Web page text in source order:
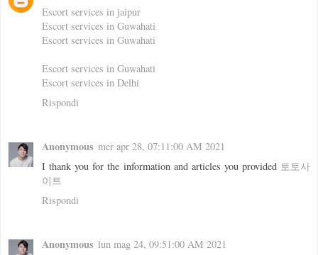
Escort services in jaipur
Escort services in Guwahati
Escort services in Guwahati
Escort services in Guwahati
Escort services in Delhi
Rispondi
Anonymous mer apr 28, 07:11:00 AM 2021
I thank you for the information and articles you provided 토토사
이트
Rispondi
Anonymous lun mag 24, 09:51:00 AM 2021